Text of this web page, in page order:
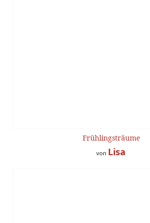
Frühlingsträume
von Lisa